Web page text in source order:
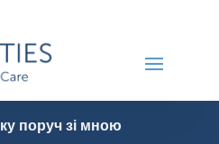
поруч зі мною